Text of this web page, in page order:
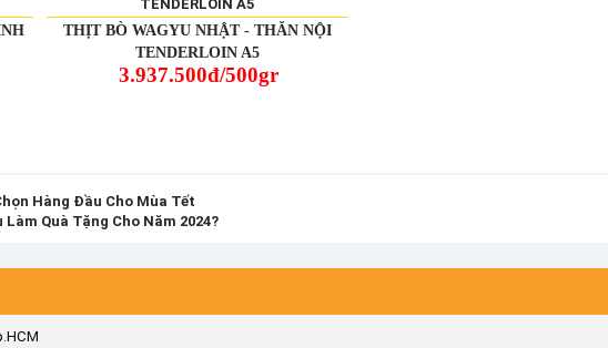
THỊT BÒ WAGYU NHẬT - THĂN NỘI
TENDERLOIN A5
3.937.500đ/500gr
Hàng Đầu Cho Mùa Tết
Quà Tặng Cho Năm 2024?